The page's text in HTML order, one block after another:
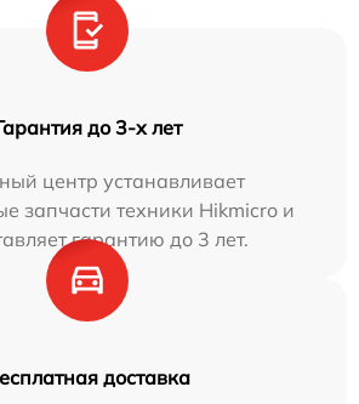
до 3-х лет
центр устанавливает
запчасти техники Hikmicro и
гарантию до 3 лет.
доставка